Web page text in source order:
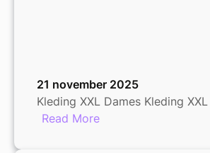
21 november 2025
Kleding XXL Dames Kleding
Read More: